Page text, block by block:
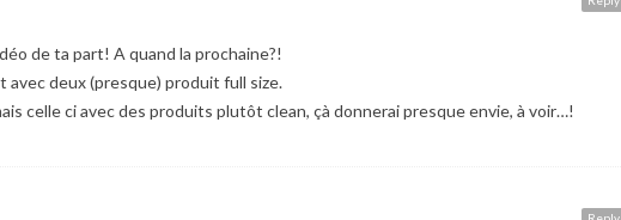
de ta part! A quand la prochaine?!
avec deux (presque) produit full size.
celle ci avec des produits plutôt clean, çà donnerai presque envie, à voir…!